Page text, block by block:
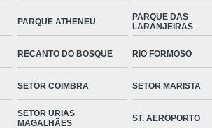
PARQUE ATHENEU
PARQUE DAS
LARANJEIRAS
RECANTO DO BOSQUE RIO FORMOSO
SETOR COIMBRA SETOR MARISTA
SETOR URIAS
MAGALHÃES
ST. AEROPORTO